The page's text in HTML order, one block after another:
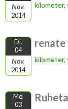
Nov.
2014
kilometer,
Di.
04
Nov.
2014
renate
kilometer,
Mo.
03